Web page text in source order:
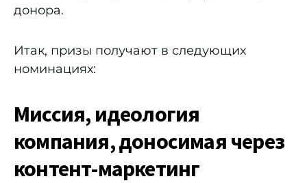
донора.
Итак, призы получают в следующих
номинациях:
Миссия, идеология
компания, доносимая через
контент-маркетинг